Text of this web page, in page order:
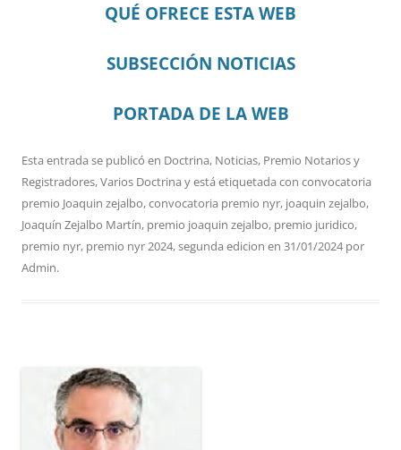
QUÉ OFRECE ESTA WEB
SUBSECCIÓN NOTICIAS
PORTADA DE LA WEB
Esta entrada se publicó en Doctrina, Noticias, Premio Notarios y
Registradores,Varios Doctrina y está etiquetada con convocatoria
premio Joaquin zejalbo,convocatoria premio nyr, joaquin zejalbo,
Joaquín Zejalbo Martín, premio joaquin zejalbo, premio juridico,
premio nyr, premio nyr 2024,segunda edicion en 31/01/2024por
Admin.